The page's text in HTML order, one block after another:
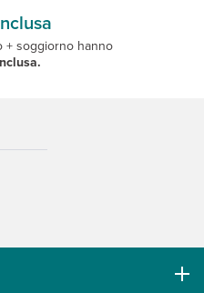
+ soggiorno hanno